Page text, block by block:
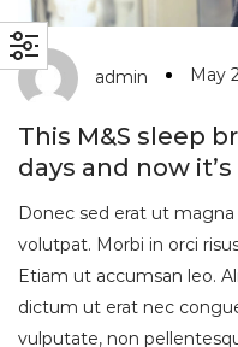
admin May
This M&S sleep
days and now
Donec sed erat ut
volutpat. Morbi in orci
Etiam ut accumsan leo.
dictum ut erat nec
vulputate, non